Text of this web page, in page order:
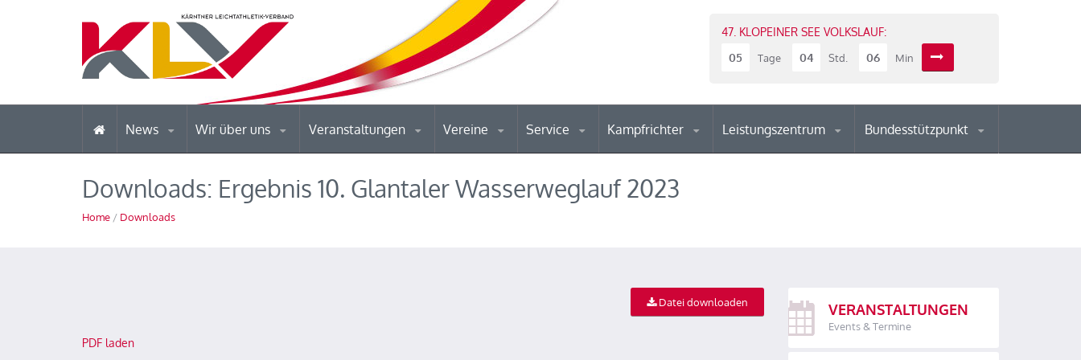
47. KLOPEINER SEE VOLKSLAUF:
05
Tage 04 Std. 06 Min
News Wir über uns Veranstaltungen Vereine Service Kampfrichter Leistungszentrum Bundesstützpunkt
Downloads: Ergebnis 10. Glantaler Wasserweglauf 2023
Home / Downloads
Datei downloaden
PDF laden
VERANSTALTUNGEN
Events & Termine